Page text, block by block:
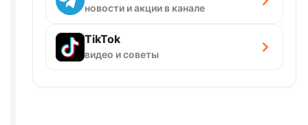
новости и акции в канале
TikTok
видео и советы